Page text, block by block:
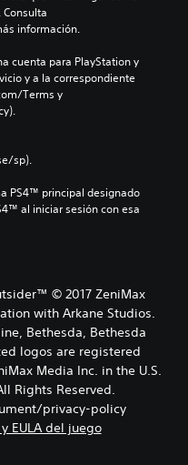
información.
cuenta para PlayStation y
y a la correspondiente
Terms y
sp).
PS4™ principal designado
al iniciar sesión con esa
© 2017 ZeniMax
with Arkane Studios.
Bethesda, Bethesda
logos are registered
Media Inc. in the U.S.
Rights Reserved.
privacy-policy
EULA del juego